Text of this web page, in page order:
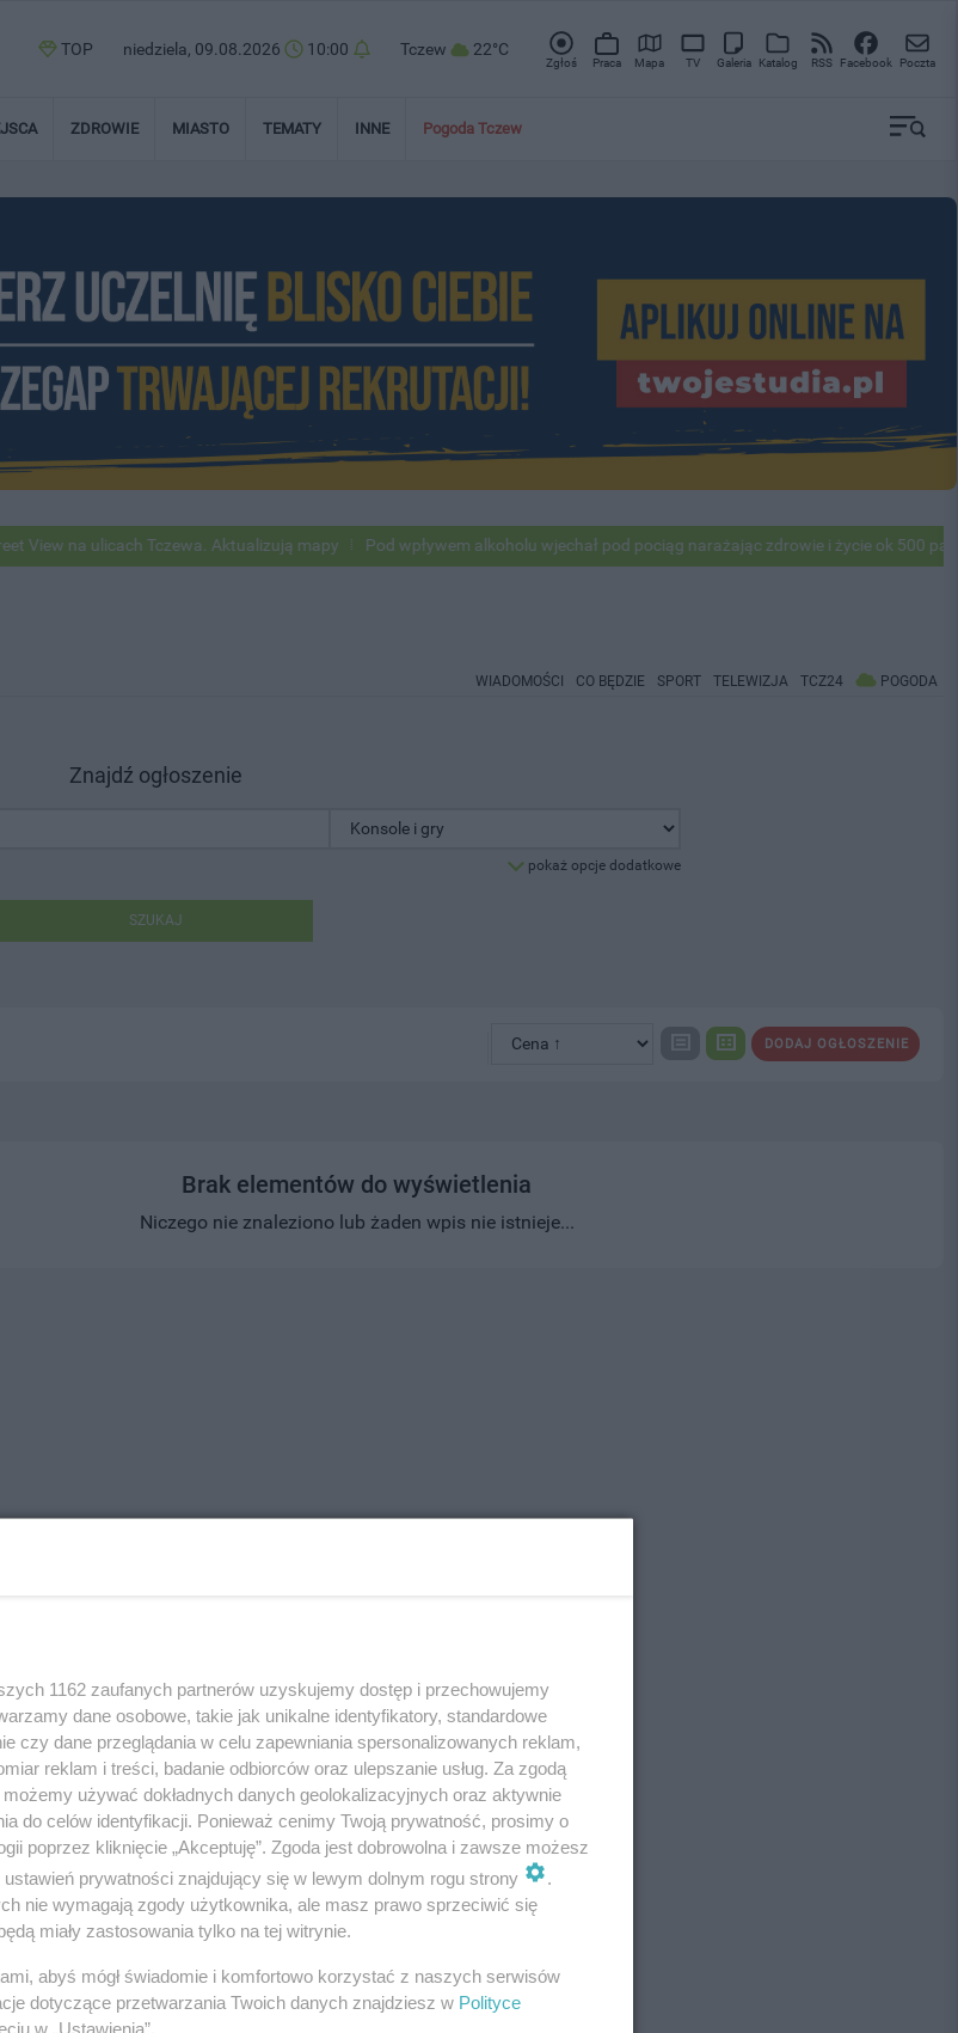
TOP niedziela, 09.08.2026 10:00 Tczew 22°C
Zgłoś Praca Mapa TV Galeria Katalog RSS Facebook Poczta
ZDROWIE MIASTO TEMATY INNE Pogoda Tczew
na ulicach Tczewa. Aktualizują mapy Pod wpływem alkoholu wjechał pod pociąg narażając zdrowie i życie ok 500
WIADOMOŚCI CO BĘDZIE SPORT TELEWIZJA TCZ24 POGODA
Znajdź ogłoszenie
pokaż opcje dodatkowe
SZUKAJ
DODAJ OGŁOSZENIE
Brak elementów do wyświetlenia
Niczego nie znaleziono lub żaden wpis nie istnieje...
1162 zaufanych partnerów uzyskujemy dostęp i przechowujemy
dane osobowe, takie jak unikalne identyfikatory, standardowe
czy dane przeglądania w celu zapewniania spersonalizowanych reklam,
reklam i treści, badanie odbiorców oraz ulepszanie usług. Za zgodą
używać dokładnych danych geolokalizacyjnych oraz aktywnie
do celów identyfikacji. Ponieważ cenimy Twoją prywatność, prosimy o
poprzez kliknięcie „Akceptuję”. Zgoda jest dobrowolna i zawsze możesz
prywatności znajdujący się w lewym dolnym rogu strony
nie wymagają zgody użytkownika, ale masz prawo sprzeciwić się
miały zastosowania tylko na tej witrynie.
abyś mógł świadomie i komfortowo korzystać z naszych serwisów
dotyczące przetwarzania Twoich danych znajdziesz w Polityce
w „Ustawienia”.